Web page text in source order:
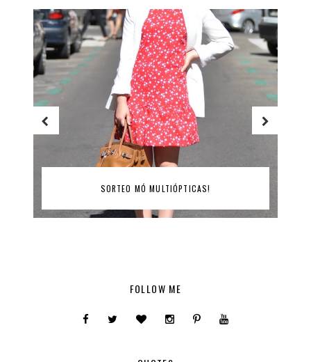
SORTEO MÓ MULTIÓPTICAS!
FOLLOW ME